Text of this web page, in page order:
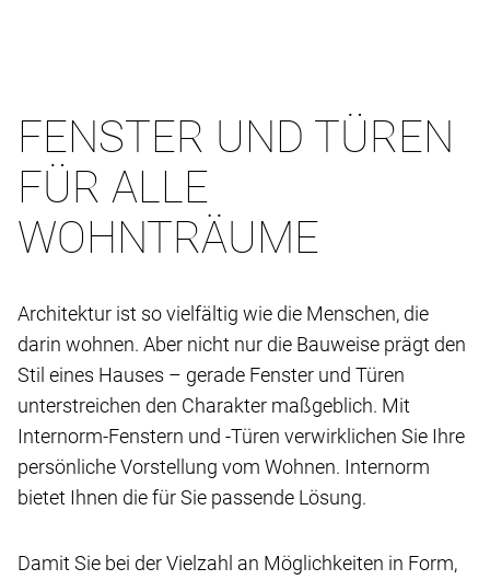
FENSTER UND TÜREN
FÜR ALLE
WOHNTRÄUME
Architektur ist so vielfältig wie die Menschen, die
darin wohnen. Aber nicht nur die Bauweise prägt den
Stil eines Hauses – gerade Fenster und Türen
unterstreichen den Charakter maßgeblich. Mit
Internorm-Fenstern und -Türen verwirklichen Sie Ihre
persönliche Vorstellung vom Wohnen. Internorm
bietet Ihnen die für Sie passende Lösung.
Damit Sie bei der Vielzahl an Möglichkeiten in Form,